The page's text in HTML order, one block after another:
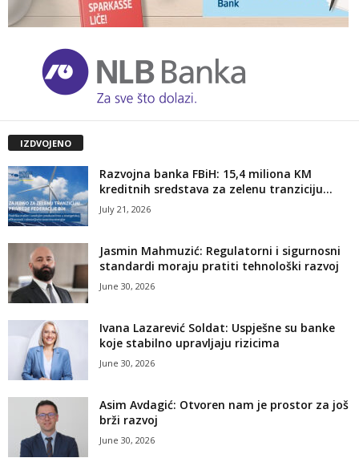
IZDVOJENO
Razvojna banka FBiH: 15,4 miliona KM
kreditnih sredstava za zelenu tranziciju...
July 21, 2026
Jasmin Mahmuzić: Regulatorni i sigurnosni
standardi moraju pratiti tehnološki razvoj
June 30, 2026
Ivana Lazarević Soldat: Uspješne su banke
koje stabilno upravljaju rizicima
June 30, 2026
Asim Avdagić: Otvoren nam je prostor za još
brži razvoj
June 30, 2026